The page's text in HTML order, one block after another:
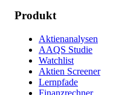
Produkt
Aktienanalysen
AAQS Studie
Watchlist
Aktien Screener
Lernpfade
Finanzrechner